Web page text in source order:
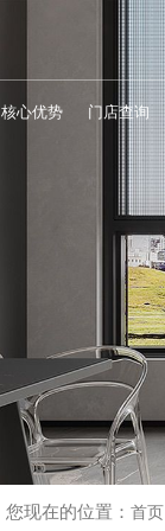
核心优势 门店查询
您现在的位置：首页